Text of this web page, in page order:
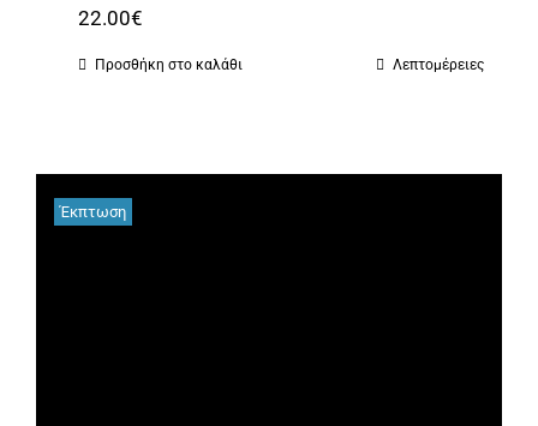
22.00€
Προσθήκη στο καλάθι Λεπτομέρειες
Έκπτωση